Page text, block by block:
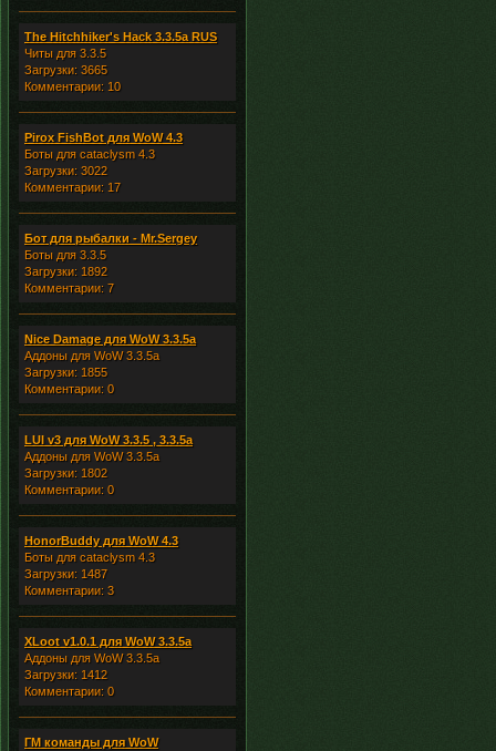
The Hitchhiker's Hack 3.3.5a RUS
Читы для 3.3.5
Загрузки: 3665
Комментарии: 10
Pirox FishBot для WoW 4.3
Боты для cataclysm 4.3
Загрузки: 3022
Комментарии: 17
Бот для рыбалки - Mr.Sergey
Боты для 3.3.5
Загрузки: 1892
Комментарии: 7
Nice Damage для WoW 3.3.5a
Аддоны для WoW 3.3.5a
Загрузки: 1855
Комментарии: 0
LUI v3 для WoW 3.3.5 , 3.3.5a
Аддоны для WoW 3.3.5a
Загрузки: 1802
Комментарии: 0
HonorBuddy для WoW 4.3
Боты для cataclysm 4.3
Загрузки: 1487
Комментарии: 3
XLoot v1.0.1 для WoW 3.3.5a
Аддоны для WoW 3.3.5a
Загрузки: 1412
Комментарии: 0
ГМ команды для WoW